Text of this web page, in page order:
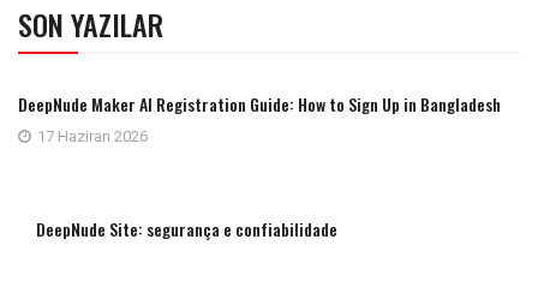
SON YAZILAR
DeepNude Maker AI Registration Guide: How to Sign Up in Bangladesh
17 Haziran 2026
DeepNude Site: segurança e confiabilidade